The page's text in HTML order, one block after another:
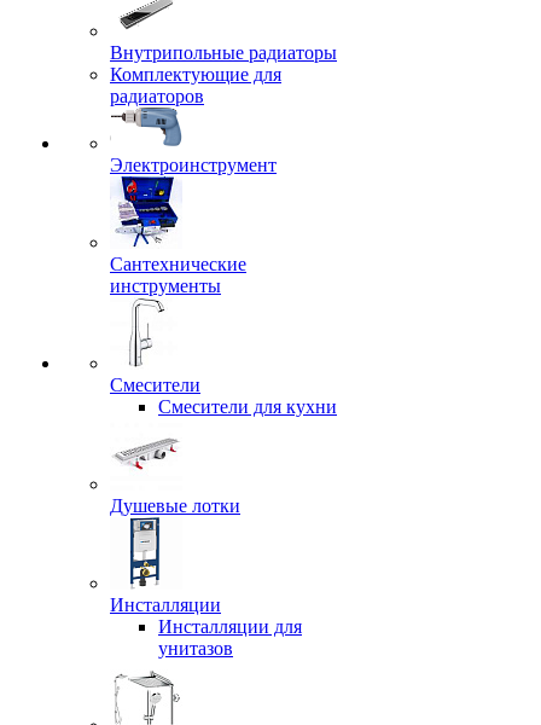
Внутрипольные радиаторы
Комплектующие для
радиаторов
Электроинструмент
Сантехнические
инструменты
Смесители
Смесители для кухни
Душевые лотки
Инсталляции
Инсталляции для
унитазов